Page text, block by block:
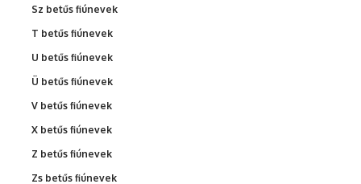
Sz betűs fiúnevek
T betűs fiúnevek
U betűs fiúnevek
Ü betűs fiúnevek
V betűs fiúnevek
X betűs fiúnevek
Z betűs fiúnevek
Zs betűs fiúnevek